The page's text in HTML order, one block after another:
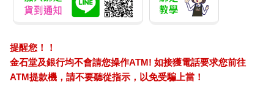
提醒您！！
金石堂及銀行均不會請您操作ATM! 如接獲電話要求您前往
ATM提款機，請不要聽從指示，以免受騙上當！